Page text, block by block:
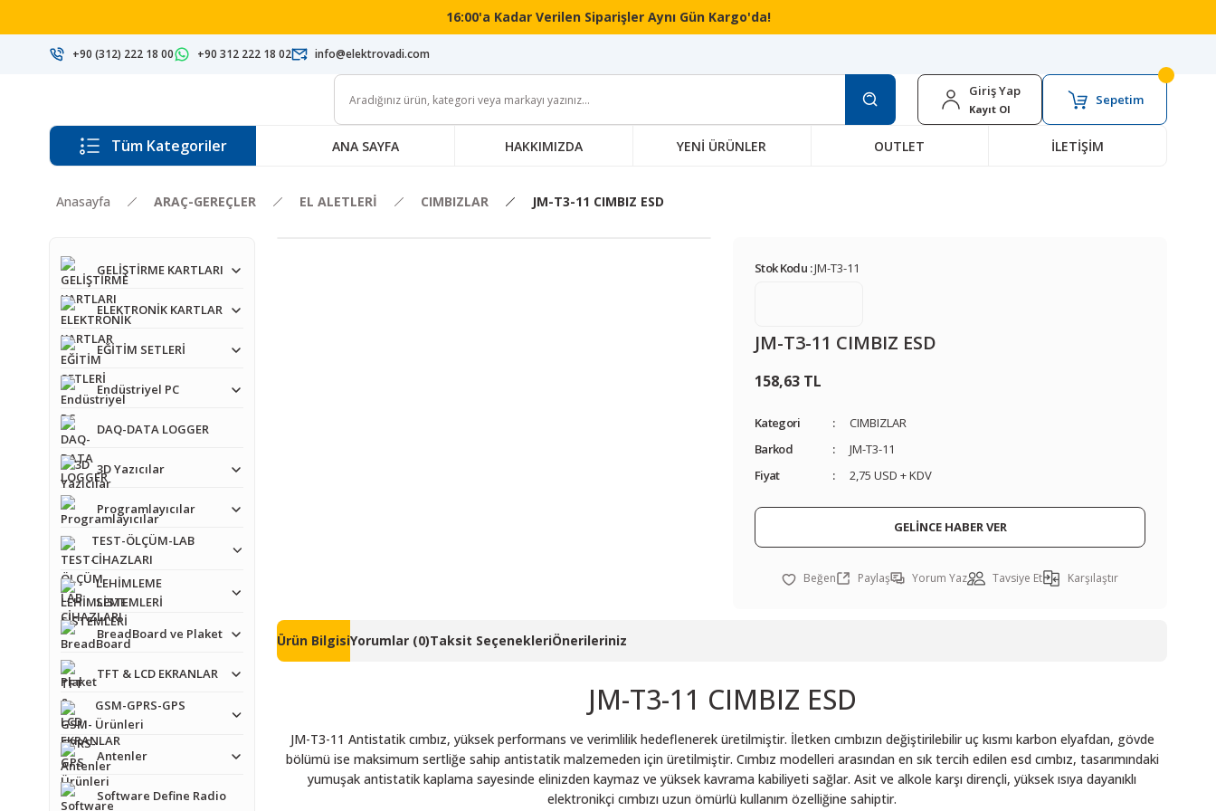
16:00'a Kadar Verilen Siparişler Aynı Gün Kargo'da!
+90 (312) 222 18 00 +90 312 222 18 02 info@elektrovadi.com
Giriş Yap
Kayıt Ol
Sepetim
Tüm Kategoriler ANA SAYFA HAKKIMIZDA YENİ ÜRÜNLER OUTLET İLETİŞİM
Anasayfa ARAÇ-GEREÇLER EL ALETLERİ CIMBIZLAR JM-T3-11 CIMBIZ ESD
GELİŞTİRME KARTLARI
ELEKTRONİK KARTLAR
EĞİTİM SETLERİ
Endüstriyel PC
DAQ-DATA LOGGER
3D Yazıcılar
Programlayıcılar
TEST-ÖLÇÜM-LAB
CİHAZLARI
LEHİMLEME
SİSTEMLERİ
BreadBoard ve Plaket
TFT & LCD EKRANLAR
GSM-GPRS-GPS
Ürünleri
Antenler
Software Define Radio
Stok Kodu :JM-T3-11
JM-T3-11 CIMBIZ ESD
158,63 TL
Kategori
CIMBIZLAR
Barkod
JM-T3-11
Fiyat
2,75 USD + KDV
GELİNCE HABER VER
Paylaş Yorum Yaz Tavsiye Et Karşılaştır
Ürün BilgisiYorumlar (0)Taksit SeçenekleriÖnerileriniz
JM-T3-11 CIMBIZ ESD
JM-T3-11 Antistatik cımbız, yüksek performans ve verimlilik hedeflenerek üretilmiştir. İletken cımbızın değiştirilebilir uç kısmı karbon elyafdan, gövde
bölümü ise maksimum sertliğe sahip antistatik malzemeden için üretilmiştir. Cımbız modelleri arasından en sık tercih edilen esd cımbız, tasarımındaki
yumuşak antistatik kaplama sayesinde elinizden kaymaz ve yüksek kavrama kabiliyeti sağlar. Asit ve alkole karşı dirençli, yüksek ısıya dayanıklı
elektronikçi cımbızı uzun ömürlü kullanım özelliğine sahiptir.